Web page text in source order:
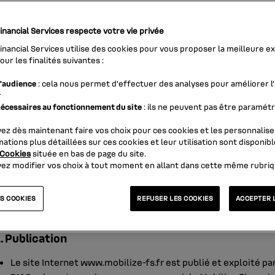
Introduction
êtes actuellement connecté au site www.mobilize-fs.fr
utilisation du site est soumise au respect des conditions
l’ensemble des lois et règlements applicables. Lorsque
trouverez ci-dessous lesinformations légales, les
informations relatives à la gestion des données à caractère
Informations légales
Publication
Le site Internet www.mobilize-fs.fr est publié et exploité
Services respecte votre vie privée
Services utilise des cookies pour vous proposer la meilleure
les finalités suivantes :
: cela nous permet d'effectuer des analyses pour améliorer
au fonctionnement du site: ils ne peuvent pas être
dès maintenant faire vos choix pour ces cookies et les
plus détaillées sur ces cookies et leur utilisation sont
Cookiessituée en bas de page du site.
modifier vos choix à tout moment en allant dans cette même
REFUSER LES COOKIES ACCEPTER
COOKIES